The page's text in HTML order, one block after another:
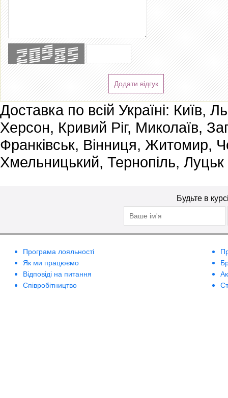
Додати відгук
Доставка по всій Україні: Київ,
Херсон, Кривий Ріг, Миколаїв,
Франківськ, Вінниця, Житомир,
Хмельницький, Тернопіль, Луцьк
Будьте в
Програма лояльності
Як ми працюємо
Відповіді на питання
Співробітництво